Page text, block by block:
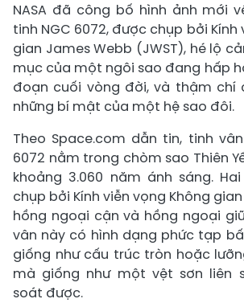
NASA đã công bố hình ảnh mới
tinh NGC 6072, được chụp bởi Kính
gian James Webb (JWST), hé lộ
mục của một ngôi sao đang hấp
đoạn cuối vòng đời, và thậm chí
những bí mật của một hệ sao đôi.
Theo Space.com dẫn tin, tinh
6072 nằm trong chòm sao Thiên
khoảng 3.060 năm ánh sáng.
chụp bởi Kính viễn vọng Không
hồng ngoại cận và hồng ngoại
vân này có hình dạng phức tạp
giống như cấu trúc tròn hoặc
mà giống như một vệt sơn liên
soát được.